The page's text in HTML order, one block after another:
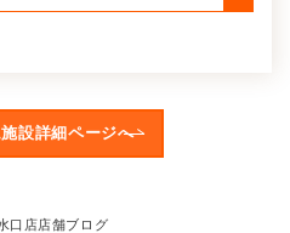
設詳細ページへ
口店店舗ブログ